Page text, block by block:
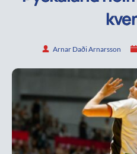
Arnar Daði Arnarsson